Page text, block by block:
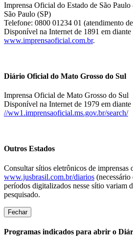
Imprensa Oficial do Estado de São
São Paulo (SP)
Telefone: 0800 01234 01 (atendimento de
Disponível na Internet de 1891 em diante
www.imprensaoficial.com.br.
Diário Oficial do Mato Grosso do Sul
Imprensa Oficial de Mato Grosso do Sul
Disponível na Internet de 1979 em diante
//ww1.imprensaoficial.ms.gov.br/search/
Outros Estados
Consultar sítios eletrônicos de imprensas
www.jusbrasil.com.br/diarios
períodos digitalizados nesse sítio variam
pesquisado.
Fechar
Programas indicados para abrir o